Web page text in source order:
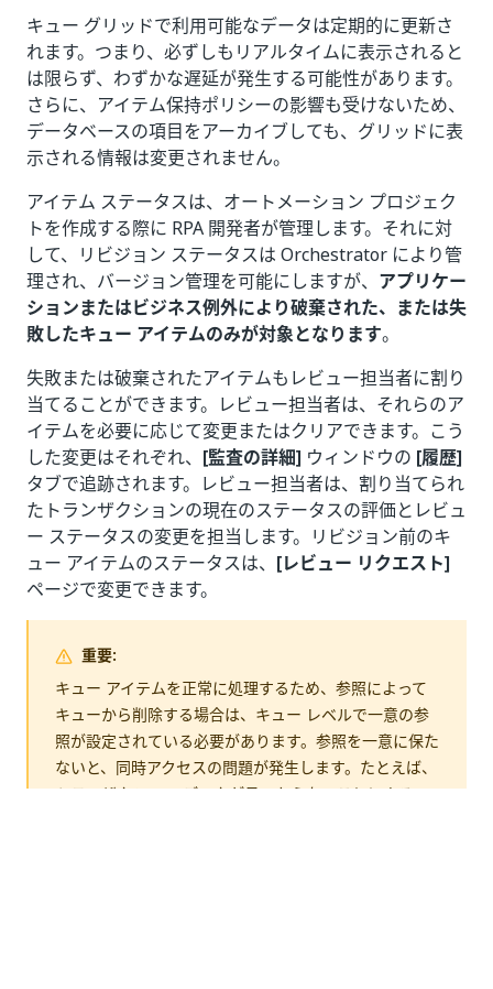
キュー グリッドで利用可能なデータは定期的に更新さ
れます。つまり、必ずしもリアルタイムに表示されると
は限らず、わずかな遅延が発生する可能性があります。
さらに、アイテム保持ポリシーの影響も受けないため、
データベースの項目をアーカイブしても、グリッドに表
示される情報は変更されません。
アイテム ステータスは、オートメーション プロジェク
トを作成する際に RPA 開発者が管理します。それに対
して、リビジョン ステータスは Orchestrator により管
理され、バージョン管理を可能にしますが、 アプリケー
ションまたはビジネス例外により破棄された、または失
敗したキュー アイテムのみが対象となります。
失敗または破棄されたアイテムもレビュー担当者に割り
当てることができます。レビュー担当者は、それらのア
イテムを必要に応じて変更またはクリアできます。こう
した変更はそれぞれ、 [監査の詳細] ウィンドウの [履歴]
タブで追跡されます。レビュー担当者は、割り当てられ
たトランザクションの現在のステータスの評価とレビュ
ー ステータスの変更を担当します。リビジョン前のキ
ュー アイテムのステータスは、 [レビュー リクエスト]
ページで変更できます。
重要:
キュー アイテムを正常に処理するため、参照によって
キューから削除する場合は、キュー レベルで一意の参
照が設定されている必要があります。参照を一意に保た
ないと、同時アクセスの問題が発生します。たとえば、
トランザクション データが見つからないことによるエ